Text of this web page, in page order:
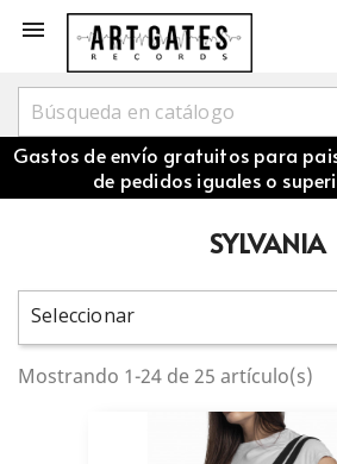

Gastos de envío gratuitos para
de pedidos iguales o
SYLVANIA
Seleccionar
Mostrando 1-24 de 25 artículo(s)